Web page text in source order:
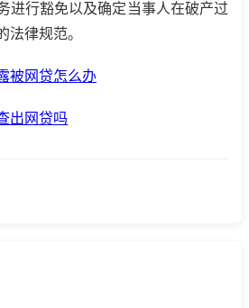
进行豁免以及确定当事人在破产过
法律规范。
被网贷怎么办
出网贷吗